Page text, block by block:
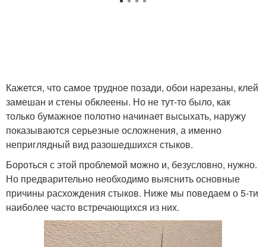
Кажется, что самое трудное позади, обои нарезаны, клей
замешан и стены обклеены. Но не тут-то было, как
только бумажное полотно начинает высыхать, наружу
показываются серьезные осложнения, а именно
неприглядный вид разошедшихся стыков.
Бороться с этой проблемой можно и, безусловно, нужно.
Но предварительно необходимо выяснить основные
причины расхождения стыков. Ниже мы поведаем о 5-ти
наиболее часто встречающихся из них.